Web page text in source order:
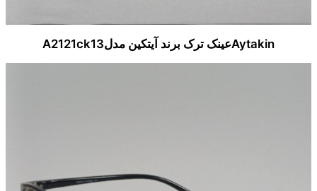
Aytakinعینک ترک برند آیتکین مدلA2121ck13